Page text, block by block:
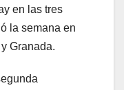
en las tres
la semana en
Granada.